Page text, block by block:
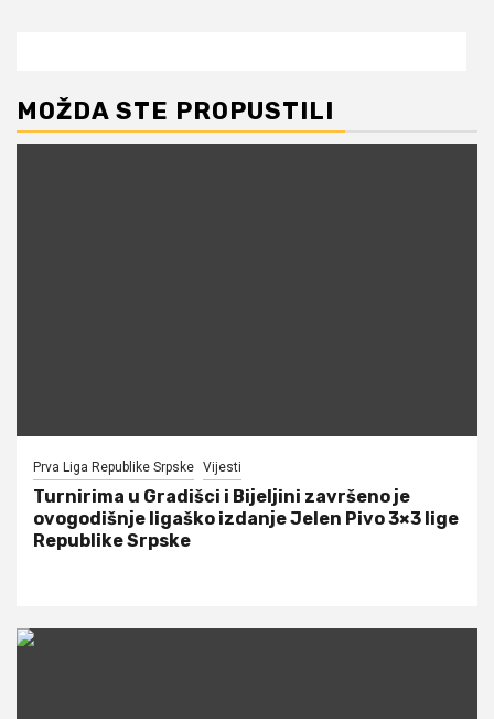
MOŽDA STE PROPUSTILI
Prva Liga Republike Srpske Vijesti
Turnirima u Gradišci i Bijeljini završeno je
ovogodišnje ligaško izdanje Jelen Pivo 3×3 lige
Republike Srpske